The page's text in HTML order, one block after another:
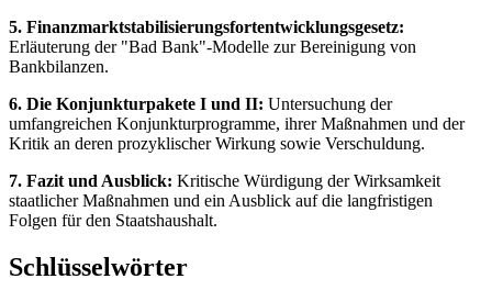
5. Finanzmarktstabilisierungsfortentwicklungsgesetz:
Erläuterung der "Bad Bank"-Modelle zur Bereinigung von
Bankbilanzen.
6. Die Konjunkturpakete I und II: Untersuchung der
umfangreichen Konjunkturprogramme, ihrer Maßnahmen und der
Kritik an deren prozyklischer Wirkung sowie Verschuldung.
7. Fazit und Ausblick: Kritische Würdigung der Wirksamkeit
staatlicher Maßnahmen und ein Ausblick auf die langfristigen
Folgen für den Staatshaushalt.
Schlüsselwörter